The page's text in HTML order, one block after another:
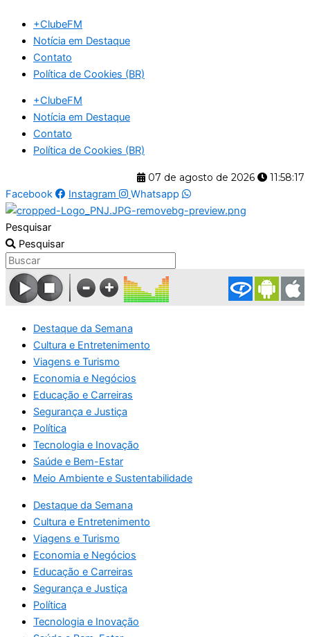
para
conteúdo
+ClubeFM
Notícia em Destaque
Contato
Política de Cookies (BR)
+ClubeFM
Notícia em Destaque
Contato
Política de Cookies (BR)
07 de agosto de 2026
11:58:18
Facebook
Instagram Whatsapp
Pesquisar
Pesquisar
Destaque da Semana
Cultura e Entretenimento
Viagens e Turismo
Economia e Negócios
Educação e Carreiras
Segurança e Justiça
Política
Tecnologia e Inovação
Saúde e Bem-Estar
Meio Ambiente e Sustentabilidade
Destaque da Semana
Cultura e Entretenimento
Viagens e Turismo
Economia e Negócios
Educação e Carreiras
Segurança e Justiça
Política
Tecnologia e Inovação